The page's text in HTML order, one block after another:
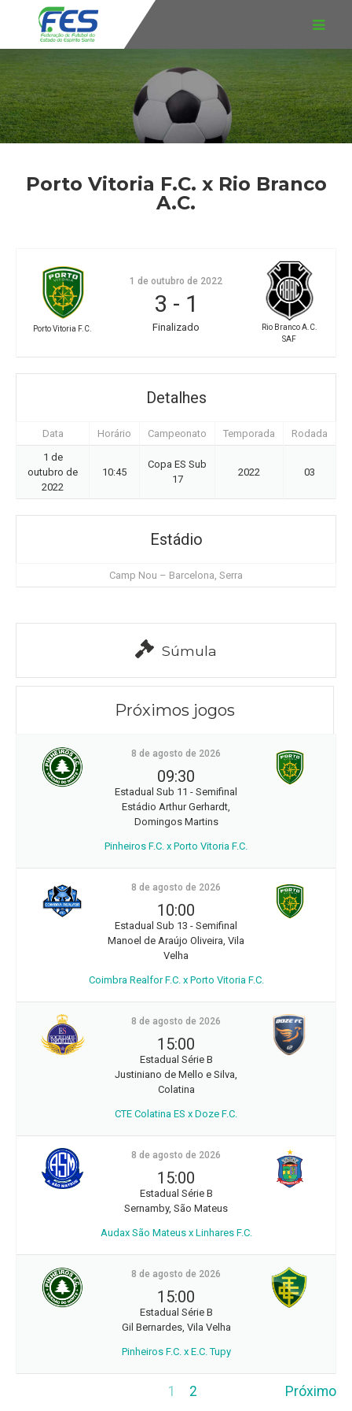
Porto Vitoria F.C. x Rio Branco
A.C.
Porto Vitoria F.C.
Rio Branco A.C.
SAF
1 de outubro de 2022
3 - 1
Finalizado
Detalhes
Data Horário Campeonato Temporada
Rodada
1 de
outubro de
2022
10:45
Copa ES Sub
17
2022 03
Estádio
Camp Nou – Barcelona, Serra
Súmula
Próximos jogos
8 de agosto de 2026
09:30
Estadual Sub 11 - Semifinal
Estádio Arthur Gerhardt,
Domingos Martins
Pinheiros F.C. x Porto Vitoria F.C.
8 de agosto de 2026
10:00
Estadual Sub 13 - Semifinal
Manoel de Araújo Oliveira, Vila
Velha
Coimbra Realfor F.C. x Porto Vitoria F.C.
8 de agosto de 2026
15:00
Estadual Série B
Justiniano de Mello e Silva,
Colatina
CTE Colatina ES x Doze F.C.
8 de agosto de 2026
15:00
Estadual Série B
Sernamby, São Mateus
Audax São Mateus x Linhares F.C.
8 de agosto de 2026
15:00
Estadual Série B
Gil Bernardes, Vila Velha
Pinheiros F.C. x E.C. Tupy
1 2 Próximo